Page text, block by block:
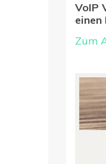
VoIP
Zum